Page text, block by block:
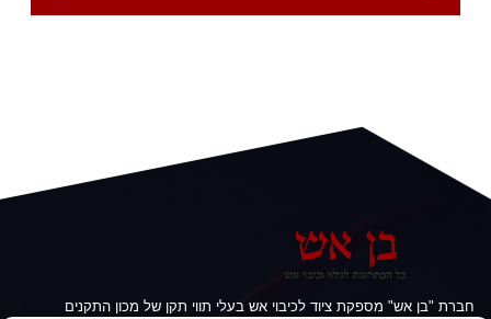
חברת "בן אש" מספקת ציוד לכיבוי אש בעלי תווי תקן של מכון התקנים